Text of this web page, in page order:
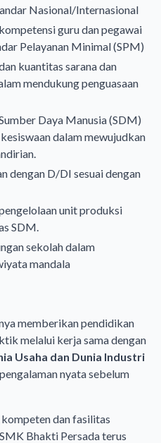
Nasional/Internasional
guru dan pegawai
Pelayanan Minimal (SPM)
kuantitas sarana dan
mendukung penguasaan
Daya Manusia (SDM)
dalam mewujudkan
dengan D/DI sesuai dengan
unit produksi
SDM.
sekolah dalam
mandala
memberikan pendidikan
melalui kerja sama dengan
Usaha dan Dunia Industri
nyata sebelum
dan fasilitas
Bhakti Persada terus